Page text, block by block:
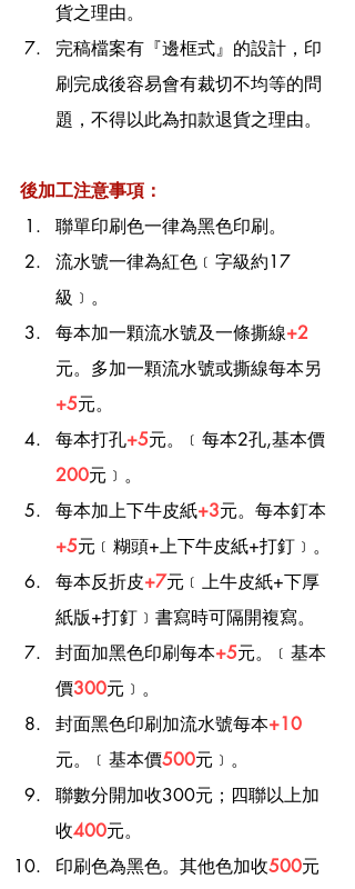
貨之理由。
完稿檔案有『邊框式』的設計，印
刷完成後容易會有裁切不均等的問
題，不得以此為扣款退貨之理由。
後加工注意事項：
聯單印刷色一律為黑色印刷。
流水號一律為紅色﹝字級約17
級﹞。
每本加一顆流水號及一條撕線+2
元。多加一顆流水號或撕線每本另
+5元。
每本打孔+5元。﹝每本2孔,基本價
200元﹞。
每本加上下牛皮紙+3元。每本釘本
+5元﹝糊頭+上下牛皮紙+打釘﹞。
每本反折皮+7元﹝上牛皮紙+下厚
紙版+打釘﹞書寫時可隔開複寫。
封面加黑色印刷每本+5元。﹝基本
價300元﹞。
封面黑色印刷加流水號每本+10
元。﹝基本價500元﹞。
聯數分開加收300元；四聯以上加
收400元。
印刷色為黑色。其他色加收500元